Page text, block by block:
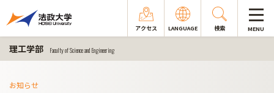
アクセス LANGUAGE 検索 MENU
理工学部 Faculty of Science and Engineering
お知らせ